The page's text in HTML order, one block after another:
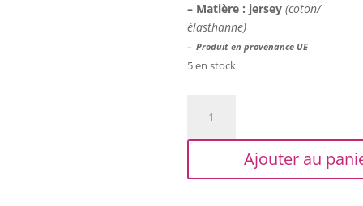
– Matière : jersey(coton/
élasthanne)
– Produit en provenance UE
5 en stock
Trapilho
-
Ajouter au